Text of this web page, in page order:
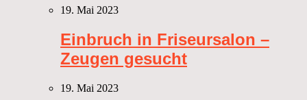
19. Mai 2023
Einbruch in Friseursalon –
Zeugen gesucht
19. Mai 2023